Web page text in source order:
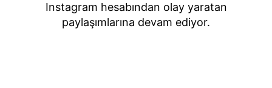
Instagram hesabından olay yaratan
paylaşımlarına devam ediyor.